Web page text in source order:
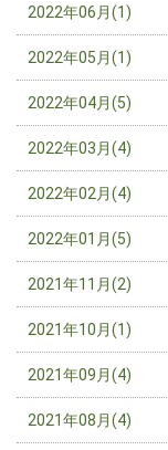
2022年06月(1)
2022年05月(1)
2022年04月(5)
2022年03月(4)
2022年02月(4)
2022年01月(5)
2021年11月(2)
2021年10月(1)
2021年09月(4)
2021年08月(4)